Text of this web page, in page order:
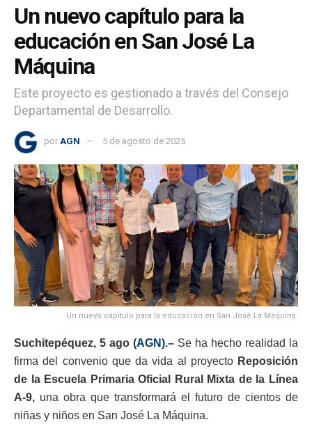
Un nuevo capítulo para la
educación en San José La
Máquina
Este proyecto es gestionado a través del Consejo
Departamental de Desarrollo.
por AGN 5 de agosto de 2025
Un nuevo capítulo para la educación en San José La Máquina.
Suchitepéquez, 5 ago (AGN).– Se ha hecho realidad la
firma del convenio que da vida al proyecto Reposición
de la Escuela Primaria Oficial Rural Mixta de la Línea
A-9, una obra que transformará el futuro de cientos de
niñas y niños en San José La Máquina.